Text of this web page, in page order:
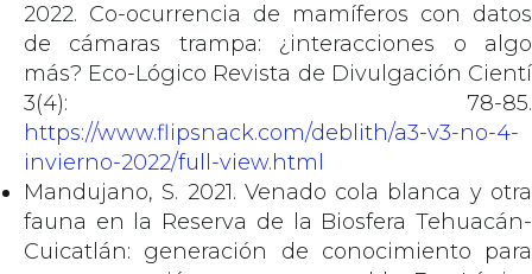
2022. Co-ocurrencia de mamíferos con datos
de cámaras trampa: ¿interacciones o algo
más? Eco-Lógico Revista de Divulgación Cientí
3(4): 78-85.
https://www.flipsnack.com/deblith/a3-v3-no-4-
invierno-2022/full-view.html
Mandujano, S. 2021. Venado cola blanca y otra
fauna en la Reserva de la Biosfera Tehuacán-
Cuicatlán: generación de conocimiento para